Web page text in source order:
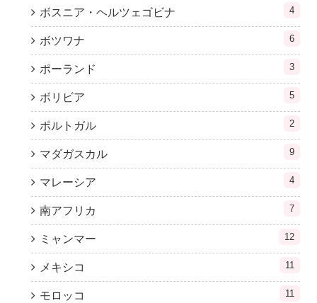
ボスニア・ヘルツェゴビナ 4
ボツワナ 6
ポーランド 3
ボリビア 5
ポルトガル 2
マダガスカル 9
マレーシア 4
南アフリカ 7
ミャンマー 12
メキシコ 11
モロッコ 11